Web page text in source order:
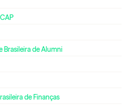
Brasileira de Alumni
de Finanças